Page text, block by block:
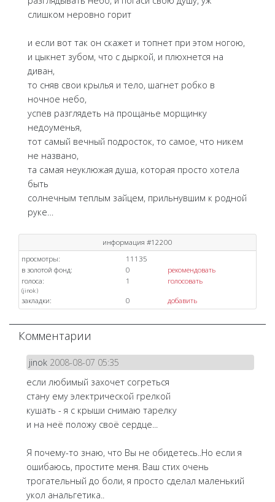
слишком неровно горит
и если вот так он скажет и топнет при этом ногою,
и цыкнет зубом, что с дыркой, и плюхнется на
диван,
то сняв свои крылья и тело, шагнет робко в
ночное небо,
успев разглядеть на прощанье морщинку
недоуменья,
тот самый вечный подросток, то самое, что никем
не названо,
та самая неуклюжая душа, которая просто хотела
быть
солнечным теплым зайцем, прильнувшим к родной
руке…
информация #12200
просмотры:
11135
в золотой фонд:
0
рекомендовать
голоса:
1 голосовать
(jinok)
закладки: 0 добавить
Комментарии
jinok 2008-08-07 05:35
если любимый захочет согреться
стану ему электрической грелкой
кушать - я с крыши снимаю тарелку
и на неё положу своё сердце...
Я почему-то знаю, что Вы не обидетесь..Но если я
ошибаюсь, простите меня. Ваш стих очень
трогательный до боли, я просто сделал маленький
укол анальгетика..